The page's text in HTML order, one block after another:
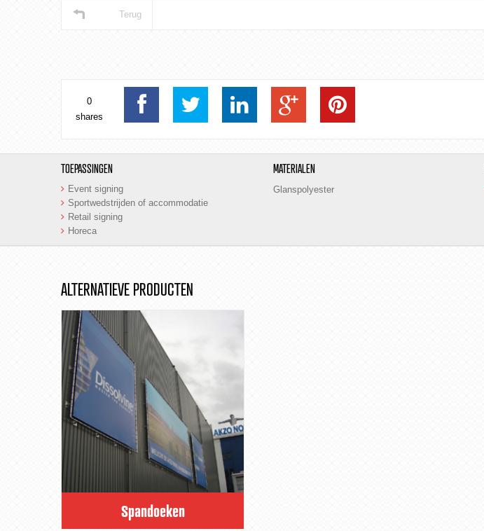
Terug
0
shares
TOEPASSINGEN
Event signing
Sportwedstrijden of accommodatie
Retail signing
Horeca
MATERIALEN
Glanspolyester
ALTERNATIEVE PRODUCTEN
Spandoeken